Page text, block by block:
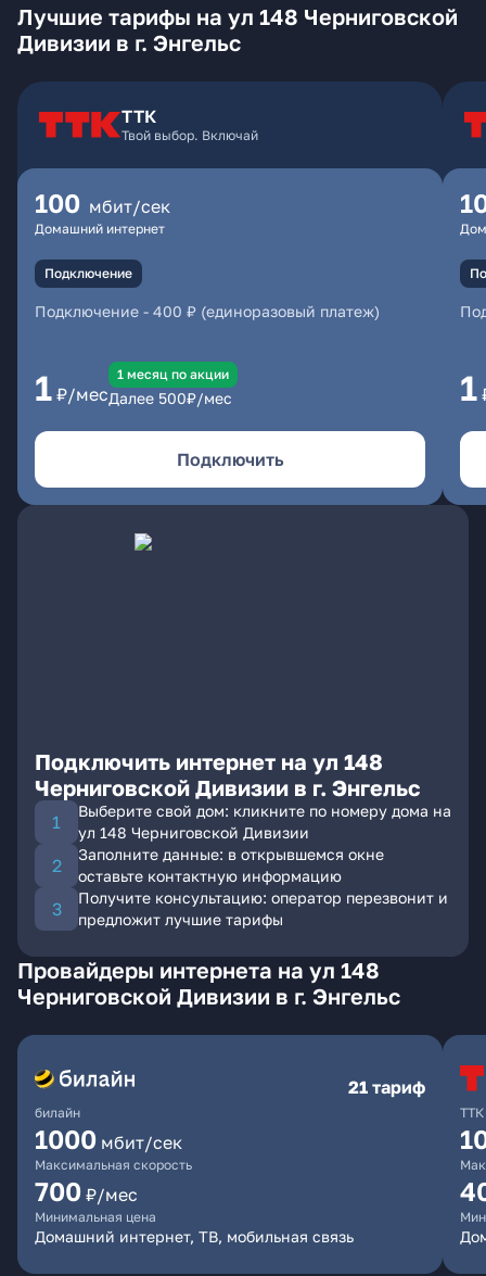
Лучшие тарифы на ул 148 Черниговской
Дивизии в г. Энгельс
ТТК
Твой выбор. Включай
100 мбит/сек
Домашний интернет
Подключение
Подключение - 400 ₽ (единоразовый платеж)
1 ₽/мес
1 месяц по акции
Далее 500₽/мес
Подключить
1
Подключить интернет на ул 148
Черниговской Дивизии в г. Энгельс
Выберите свой дом: кликните по номеру дома на
ул 148 Черниговской Дивизии
Заполните данные: в открывшемся окне
оставьте контактную информацию
Получите консультацию: оператор перезвонит и
предложит лучшие тарифы
Провайдеры интернета на ул 148
Черниговской Дивизии в г. Энгельс
билайн
21 тариф
1000 мбит/сек
Максимальная скорость
700 ₽/мес
Минимальная цена
Домашний интернет, ТВ, мобильная связь
ТТК